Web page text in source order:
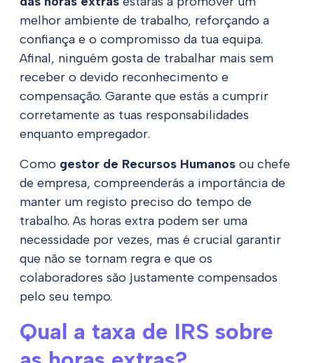
melhor ambiente de trabalho, reforçando a
confiança e o compromisso da tua equipa.
Afinal, ninguém gosta de trabalhar mais sem
receber o devido reconhecimento e
compensação. Garante que estás a cumprir
corretamente as tuas responsabilidades
enquanto empregador.
Como gestor de Recursos Humanos ou chefe
de empresa, compreenderás a importância de
manter um registo preciso do tempo de
trabalho. As horas extra podem ser uma
necessidade por vezes, mas é crucial garantir
que não se tornam regra e que os
colaboradores são justamente compensados
pelo seu tempo.
Qual a taxa de IRS sobre